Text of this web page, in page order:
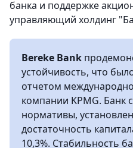
банка и поддержке
управляющий холдинг
Bereke Bank
устойчивость, что
отчетом
компании KPMG. Банк
нормативы,
достаточность
10,3%. Стабильность